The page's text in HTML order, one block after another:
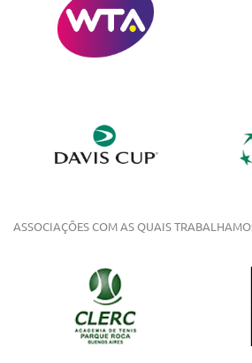
ASSOCIAÇÕES COM AS QUAIS